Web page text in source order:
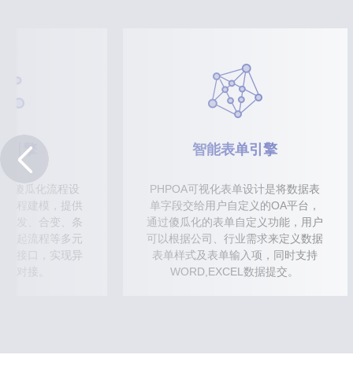
引擎
傻瓜化流程设
流程建模，提供
并发、合变、条
挂起流程等多元
发接口，实现异
对接。
智能表单引擎
PHPOA可视化表单设计是将数据表
单字段交给用户自定义的OA平台，
通过傻瓜化的表单自定义功能，用户
可以根据公司、行业需求来定义数据
表单样式及表单输入项，同时支持
WORD,EXCEL数据提交。